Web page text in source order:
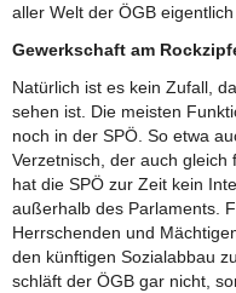
aller Welt der ÖGB eigentlich
Gewerkschaft am
Natürlich ist es kein Zufall,
sehen ist. Die meisten
noch in der SPÖ. So etwa
Verzetnisch, der auch gleich
hat die SPÖ zur Zeit kein
außerhalb des Parlaments.
Herrschenden und
den künftigen Sozialabbau
schläft der ÖGB gar nicht,